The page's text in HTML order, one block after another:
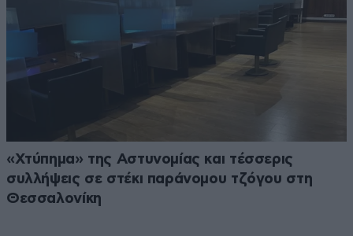
«Χτύπημα» της Αστυνομίας και τέσσερις
συλλήψεις σε στέκι παράνομου τζόγου στη
Θεσσαλονίκη